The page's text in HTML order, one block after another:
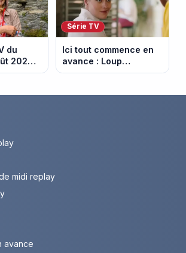
du
2026 :
pour
Série TV
Ici tout commence en
avance : Loup
découvre la trahison
10 août 2026 (spoiler)
midi replay
avance